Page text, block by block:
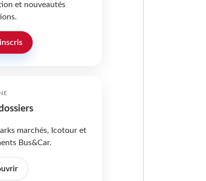
et nouveautés
marchés, Icotour et
Bus&Car.